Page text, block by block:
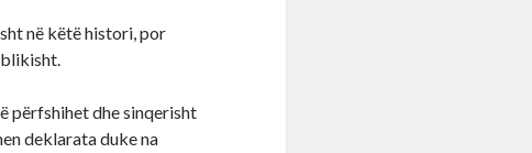
në këtë histori, por
përfshihet dhe sinqerisht
deklarata duke na